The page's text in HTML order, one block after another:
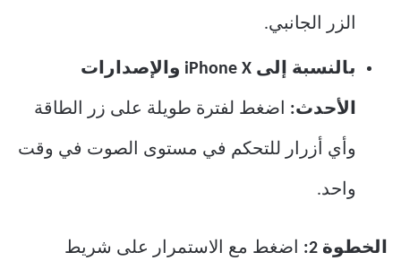
الزر الجانبي.
بالنسبة إلى iPhone X والإصدارات
الأحدث: اضغط لفترة طويلة على زر الطاقة
وأي أزرار للتحكم في مستوى الصوت في وقت
واحد.
الخطوة 2: اضغط مع الاستمرار على شريط